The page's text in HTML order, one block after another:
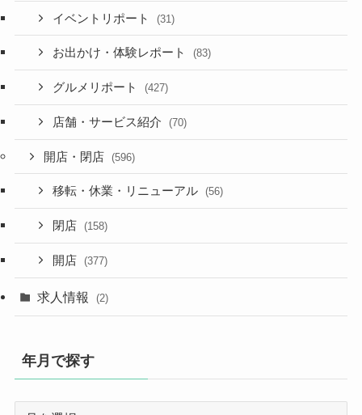
イベントリポート (31)
お出かけ・体験レポート (83)
グルメリポート (427)
店舗・サービス紹介 (70)
開店・閉店 (596)
移転・休業・リニューアル (56)
閉店 (158)
開店 (377)
求人情報 (2)
年月で探す